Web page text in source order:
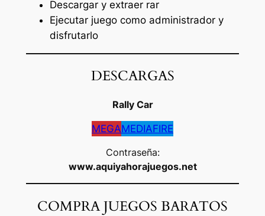
Descargar y extraer rar
Ejecutar juego como administrador y
disfrutarlo
DESCARGAS
Rally Car
MEGAMEDIAFIRE
Contraseña:
www.aquiyahorajuegos.net
COMPRA JUEGOS BARATOS